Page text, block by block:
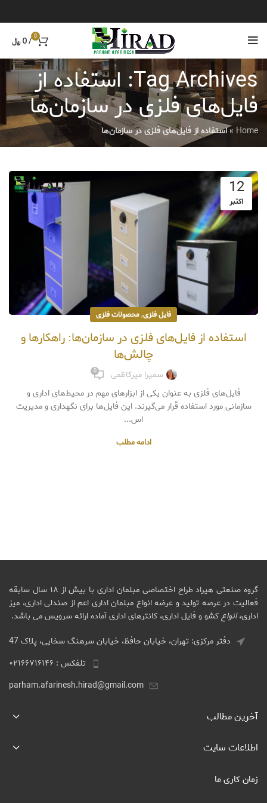
0
/
0 ﷼
Tag Archives: استفاده از
فایل‌های فلزی در سازمان‌ها
Home
»استفاده از فایل‌های فلزی در سازمان‌ها
12
اکتبر
فایل فلزی,محصولات فلزی
استفاده از فایل‌های فلزی در سازمان‌ها: راهکارها و
چالش‌ها
سمیرا میرکاظمی 0
فایل‌های فلزی به عنوان یکی از ابزارهای مهم در محیط‌های اداری و
سازمانی مورد استفاده قرار می‌گیرند. این فایل‌ها برای نگهداری و مدیریت
اس...
ادامه مطلب
گروه صنعتی هیراد طراح اختصاصی مبلمان اداری با بیش از ۱۸ سال سابقه
فعالیت در عرصه تولید و عرضه انواع مبلمان اداری اعم از صندلی اداری، میز
اداری،انواعکشو و فایل اداری، کانترهای اداری آماده ارائه سرویس می باشد.
دفتر مرکزی: تهران، خیابان حافظ، خیابان سرهنگ سخایی، پلاک 47
تلفکس : ۰۲۱۶۶۷۱۶۱۴۶
parham.afarinesh.hirad@gmail.com
آخرین مطالب
اطلاعات سایت
زمان کاری ما